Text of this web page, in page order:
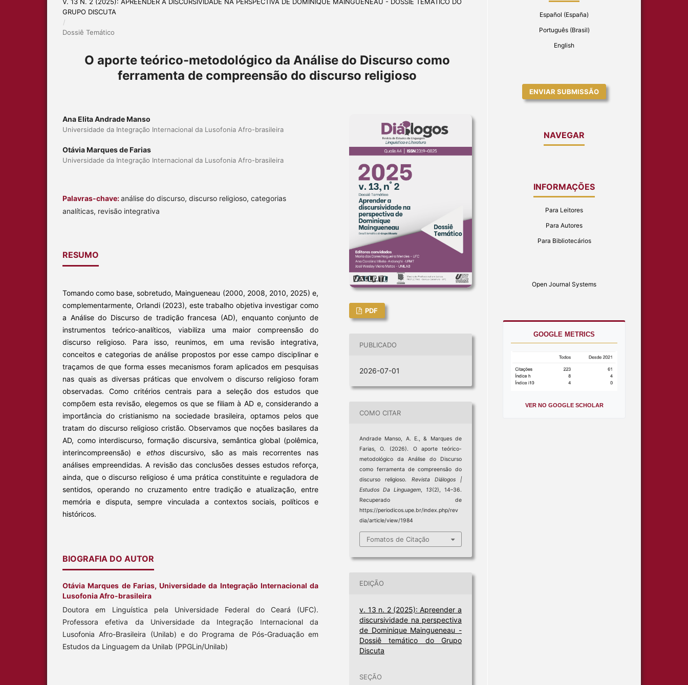
GRUPO DISCUTA
/
Dossiê Temático
O aporte teórico-metodológico da Análise do Discurso como
ferramenta de compreensão do discurso religioso
Ana Elita Andrade Manso
Universidade da Integração Internacional da Lusofonia Afro-brasileira
Otávia Marques de Farias
Universidade da Integração Internacional da Lusofonia Afro-brasileira
Palavras-chave:análise do discurso, discurso religioso, categorias
analíticas, revisão integrativa
RESUMO
Tomando como base, sobretudo, Maingueneau (2000, 2008, 2010, 2025) e,
complementarmente, Orlandi (2023), este trabalho objetiva investigar como
a Análise do Discurso de tradição francesa (AD), enquanto conjunto de
instrumentos teórico-analíticos, viabiliza uma maior compreensão do
discurso religioso. Para isso, reunimos, em uma revisão integrativa,
conceitos e categorias de análise propostos por esse campo disciplinar e
traçamos de que forma esses mecanismos foram aplicados em pesquisas
nas quais as diversas práticas que envolvem o discurso religioso foram
observadas. Como critérios centrais para a seleção dos estudos que
compõem esta revisão, elegemos os que se filiam à AD e, considerando a
importância do cristianismo na sociedade brasileira, optamos pelos que
tratam do discurso religioso cristão. Observamos que noções basilares da
AD, como interdiscurso, formação discursiva, semântica global (polêmica,
interincompreensão) e ethosdiscursivo, são as mais recorrentes nas
análises empreendidas. A revisão das conclusões desses estudos reforça,
ainda, que o discurso religioso é uma prática constituinte e reguladora de
sentidos, operando no cruzamento entre tradição e atualização, entre
memória e disputa, sempre vinculada a contextos sociais, políticos e
históricos.
BIOGRAFIA DO AUTOR
Otávia Marques de Farias, Universidade da Integração Internacional da
Lusofonia Afro-brasileira
Doutora em Linguística pela Universidade Federal do Ceará (UFC).
Professora efetiva da Universidade da Integração Internacional da
Lusofonia Afro-Brasileira (Unilab) e do Programa de Pós-Graduação em
Estudos da Linguagem da Unilab (PPGLin/Unilab)
PDF
PUBLICADO
2026-07-01
COMO CITAR
Andrade Manso, A. E., & Marques de
Farias, O. (2026). O aporte teórico-
metodológico da Análise do Discurso
como ferramenta de compreensão do
discurso religioso. Revista Diálogos |
Estudos Da Linguagem, 13(2), 14–36.
Recuperado de
https://periodicos.upe.br/index.php/rev
dia/article/view/1984
Fomatos de Citação
EDIÇÃO
v. 13 n. 2 (2025): Apreender a
discursividade na perspectiva
de Dominique Maingueneau -
Dossiê temático do Grupo
Discuta
SEÇÃO
Español (España)
Português (Brasil)
English
ENVIAR SUBMISSÃO
NAVEGAR
INFORMAÇÕES
Para Leitores
Para Autores
Para Bibliotecários
Open Journal Systems
GOOGLE METRICS
VER NO GOOGLE SCHOLAR